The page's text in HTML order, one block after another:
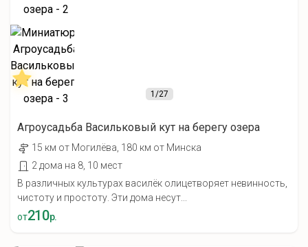
1/27
Агроусадьба Васильковый кут на берегу озера
15 км от Могилёва, 180 км от Минска
2 дома на 8, 10 мест
В различных культурах василёк олицетворяет невинность,
чистоту и простоту. Эти дома несут...
от210р.